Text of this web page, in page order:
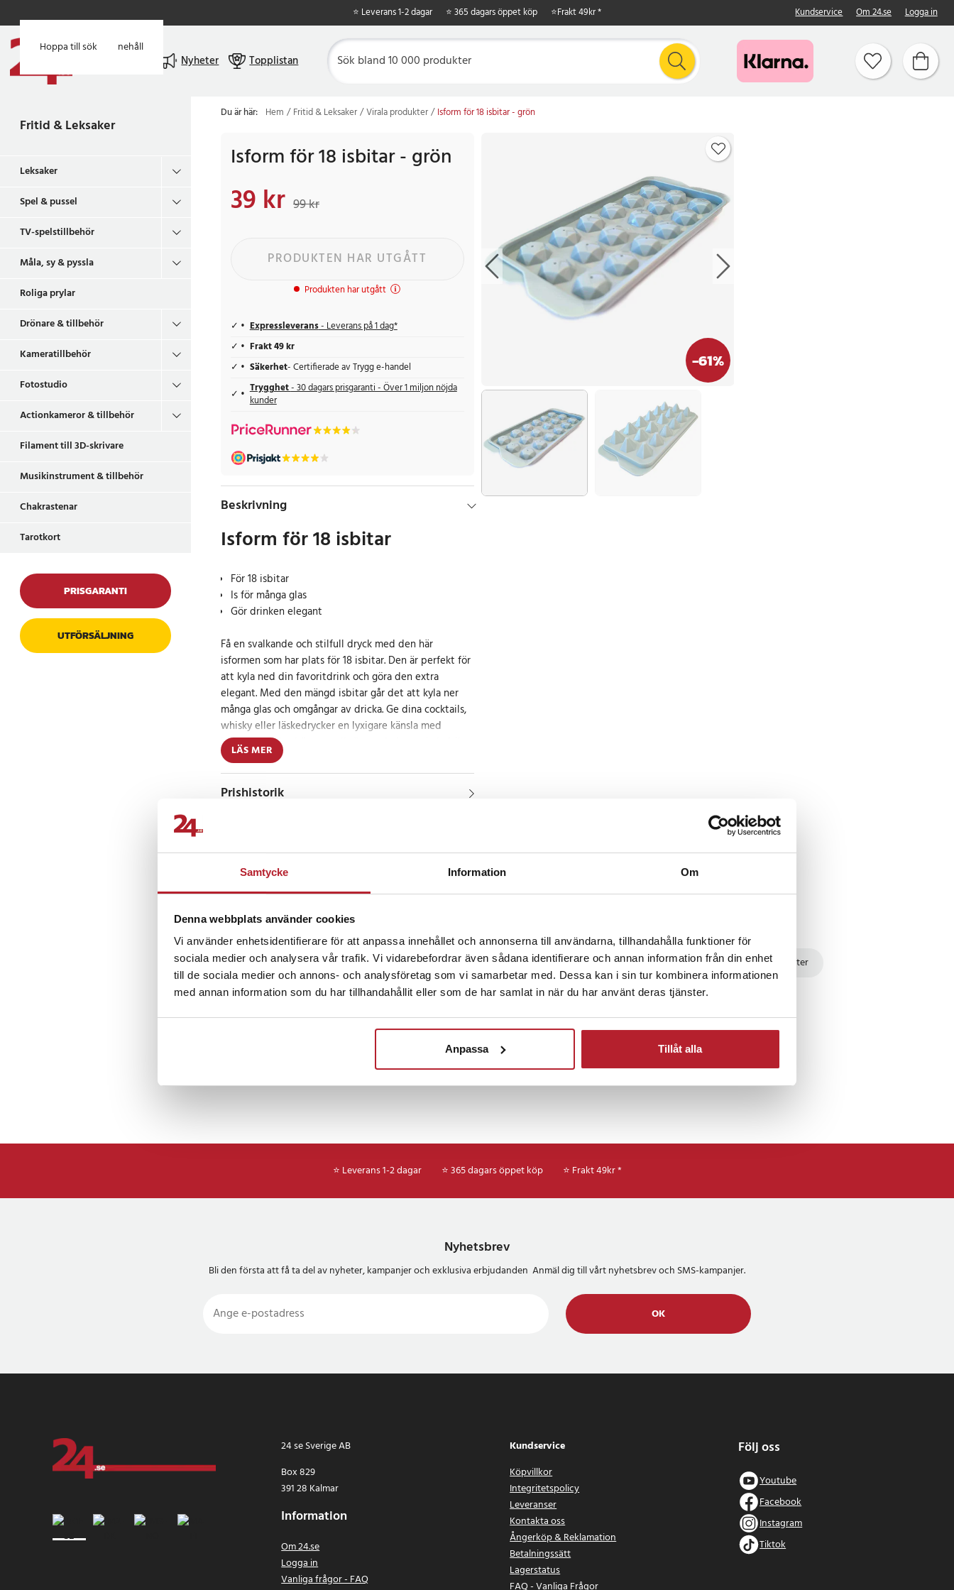
Samtycke Information Om
Denna webbplats använder cookies
Vi använder enhetsidentifierare för att anpassa innehållet och annonserna till användarna, tillhandahålla funktioner för
sociala medier och analysera vår trafik. Vi vidarebefordrar även sådana identifierare och annan information från din enhet
till de sociala medier och annons- och analysföretag som vi samarbetar med. Dessa kan i sin tur kombinera informationen
med annan information som du har tillhandahållit eller som de har samlat in när du har använt deras tjänster.
Anpassa Tillåt alla
Hoppa till huvudinnehåll
Hoppa till sök
⭐ Leverans 1-2 dagar ⭐ 365 dagars öppet köp ⭐Frakt 49kr * Kundservice Om 24.se Logga in
Nyheter Topplistan
Fritid & Leksaker
Leksaker
Spel & pussel
TV-spelstillbehör
Måla, sy & pyssla
Roliga prylar
Drönare & tillbehör
Kameratillbehör
Fotostudio
Actionkameror & tillbehör
Filament till 3D-skrivare
Musikinstrument & tillbehör
Chakrastenar
Tarotkort
PRISGARANTI
UTFÖRSÄLJNING
Du är här: Hem Fritid & Leksaker Virala produkter Isform för 18 isbitar - grön
-61%
Isform för 18 isbitar - grön
Nuvarande pris
39 kr 99 kr
PRODUKTEN HAR UTGÅTT
Produkten har utgått
Expressleverans- Leverans på 1 dag*
Frakt 49 kr
Säkerhet- Certifierade av Trygg e-handel
Trygghet- 30 dagars prisgaranti - Över 1 miljon nöjda
kunder
Beskrivning
Isform för 18 isbitar
För 18 isbitar
Is för många glas
Gör drinken elegant
Få en svalkande och stilfull dryck med den här
isformen som har plats för 18 isbitar. Den är perfekt för
att kyla ned din favoritdrink och göra den extra
elegant. Med den mängd isbitar går det att kyla ner
många glas och omgångar av dricka. Ge dina cocktails,
whisky eller läskedrycker en lyxigare känsla med
isbitar. Och det bästa av allt är att du kan enkelt fylla
på och ta ut de perfekt formade isbitarna utan besvär.
Sätt guldkant på dina drycker och njut av en
förfriskande kyla med den här isformen som tar din
- Antal isbitar: 18
- Storlek isform: ca. 26 x 12 x 3 cm
- Tål maskindisk: Ja
LÄS MER
Prishistorik
Recensioner
Fortsätt att fynda
Bartillbehör Rea 30-49 Kronor Köksprodukter Is Rea Köksprodukter
⭐ Leverans 1-2 dagar ⭐ 365 dagars öppet köp ⭐ Frakt 49kr *
Nyhetsbrev
Bli den första att få ta del av nyheter, kampanjer och exklusiva erbjudanden Anmäl dig till vårt nyhetsbrev och SMS-kampanjer.
OK
24 se Sverige AB
Box 829
391 28 Kalmar
Information
Om 24.se
Logga in
Vanliga frågor - FAQ
Kundservice
Köpvillkor
Integritetspolicy
Leveranser
Kontakta oss
Ångerköp & Reklamation
Betalningssätt
Lagerstatus
Följ oss
Youtube
Facebook
Instagram
Tiktok